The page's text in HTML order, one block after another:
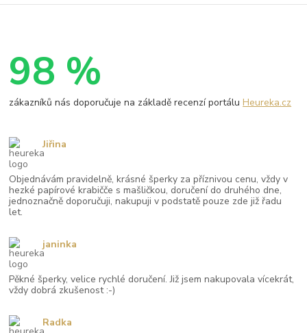
98 %
zákazníků nás doporučuje na základě recenzí portáluHeureka.cz
Objednávám pravidelně, krásné šperky za příznivou cenu, vždy v
hezké papírové krabičče s mašličkou, doručení do druhého dne,
jednoznačně doporučuji, nakupuji v podstatě pouze zde již řadu
let.
Jiřina
Pěkné šperky, velice rychlé doručení. Již jsem nakupovala vícekrát,
vždy dobrá zkušenost :-)
janinka
Radka